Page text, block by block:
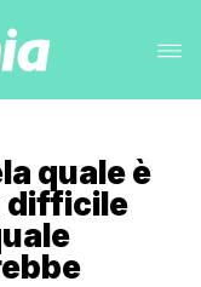
quale è
difficile